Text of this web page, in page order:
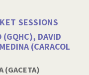
SESSIONS
(GQHC), DAVID
(CARACOL
(GACETA)